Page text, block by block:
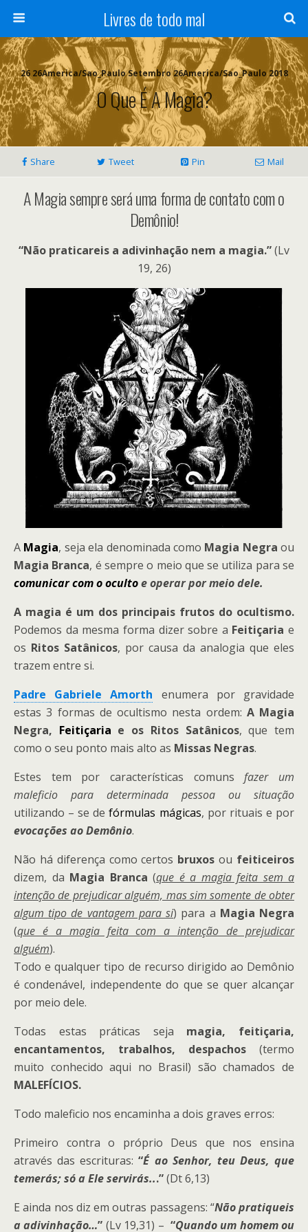
Livres de todo mal
26 26America/Sao_Paulo Setembro 26America/Sao_Paulo 2018
O Que É A Magia?
Share Tweet Pin Mail
A Magia sempre será uma forma de contato com o
Demônio!
“Não praticareis a adivinhação nem a magia.”(Lv
19, 26)
A Magia, seja ela denominada como Magia Negra ou
Magia Branca, é sempre o meio que se utiliza para se
comunicar com o ocultoe operar por meio dele.
A magia é um dos principais frutos do ocultismo.
Podemos da mesma forma dizer sobre a Feitiçaria e
os Ritos Satânicos, por causa da analogia que eles
trazem entre si.
Padre Gabriele Amorth enumera por gravidade
estas 3 formas de ocultismo nesta ordem: A Magia
Negra, Feitiçaria e os Ritos Satânicos, que tem
como o seu ponto mais alto as Missas Negras.
Estes tem por características comunsfazer um
maleficio para determinada pessoa ou situação
utilizando – se defórmulas mágicas, por rituais e por
evocações ao Demônio.
Não há diferença como certos bruxos ou feiticeiros
dizem, da Magia Branca (que é a magia feita sem a
intenção de prejudicar alguém, mas sim somente de obter
algum tipo de vantagem para si) para a Magia Negra
(que é a magia feita com a intenção de prejudicar
alguém).
Todo e qualquer tipo de recurso dirigido ao Demônio
é condenável, independente do que se quer alcançar
por meio dele.
Todas estas práticas seja magia, feitiçaria,
encantamentos, trabalhos, despachos (termo
muito conhecido aqui no Brasil) são chamados de
MALEFÍCIOS.
Todo maleficio nos encaminha a dois graves erros:
Primeiro contra o próprio Deus que nos ensina
através das escrituras:“É ao Senhor, teu Deus, que
temerás; só a Ele servirás...”(Dt 6,13)
E ainda nos diz em outras passagens: “Não pratiqueis
a adivinhação…” (Lv 19,31) – “Quando um homem ou